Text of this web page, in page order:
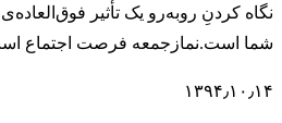
نگاه کردنِ روبه‌رو یک تأثیر فوق‌العاده‌ی
شما است.نمازجمعه فرصت اجتماع
۱۳۹۴٫۱۰٫۱۴